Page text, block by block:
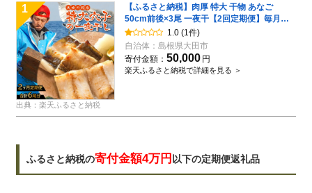
1
出典：楽天ふるさと納税
【ふるさと納税】肉厚 特大 干物 あなご
50cm前後×3尾 一夜干【2回定期便】毎月お
届け 国産 島根県 大田市 魚介類 魚 穴子 真あ
なご 天ぷら ちらし寿司 蒲焼き かば焼き 素焼
き 無添加 冷凍 真空 特産品 お取り寄せ グルメ
1.0 (1件)
自治体： 島根県大田市
寄付金額： 50,000 円
楽天ふるさと納税で詳細を見る ＞
ふるさと納税の寄付金額4万円 以下の定期便返礼品